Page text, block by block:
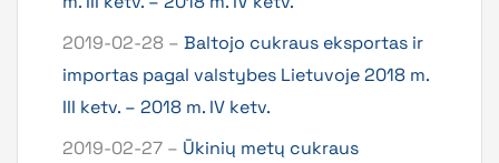
2019-02-28 – Baltojo cukraus eksportas ir
importas pagal valstybes Lietuvoje 2018 m.
III ketv. – 2018 m. IV ketv.
2019-02-27 – Ūkinių metų cukraus